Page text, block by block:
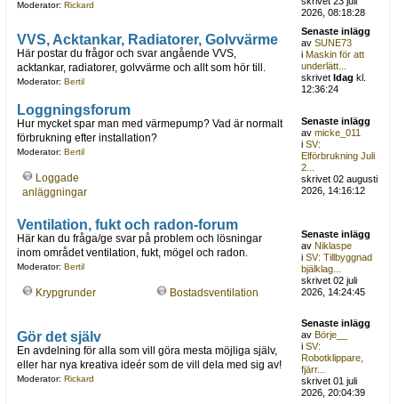
Moderator: Rickard
2026, 08:18:28
VVS, Acktankar, Radiatorer, Golvvärme
Här postar du frågor och svar angående VVS,
acktankar, radiatorer, golvvärme och allt som hör till.
Moderator: Bertil
Senaste inlägg
avSUNE73
iMaskin för att
underlätt...
skrivetIdag kl.
12:36:24
Loggningsforum
Hur mycket spar man med värmepump? Vad är normalt
förbrukning efter installation?
Moderator: Bertil
Loggade
anläggningar
Senaste inlägg
avmicke_011
iSV:
Elförbrukning Juli
2...
skrivet 02 augusti
2026, 14:16:12
Ventilation, fukt och radon-forum
Här kan du fråga/ge svar på problem och lösningar
inom området ventilation, fukt, mögel och radon.
Moderator: Bertil
Krypgrunder Bostadsventilation
Senaste inlägg
avNiklaspe
iSV: Tillbyggnad
bjälklag...
skrivet 02 juli
2026, 14:24:45
Gör det själv
En avdelning för alla som vill göra mesta möjliga själv,
eller har nya kreativa ideér som de vill dela med sig av!
Moderator: Rickard
Senaste inlägg
avBörje__
iSV:
Robotklippare,
fjärr...
skrivet 01 juli
2026, 20:04:39